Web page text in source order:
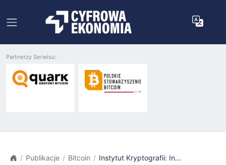
Partnerzy Serwisu:
Publikacje Bitcoin Instytut Kryptografii: In...